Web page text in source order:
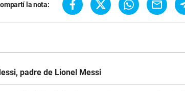
la nota:
padre de Lionel Messi